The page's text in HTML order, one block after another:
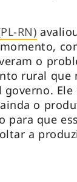
RN)
o
rural
o
para que
a